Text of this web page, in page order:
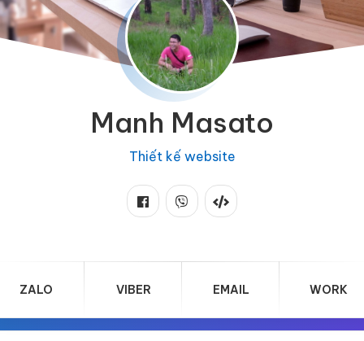
SCHEDULE
Manh Masato
Thiết kế website
ZALO VIBER EMAIL WORK